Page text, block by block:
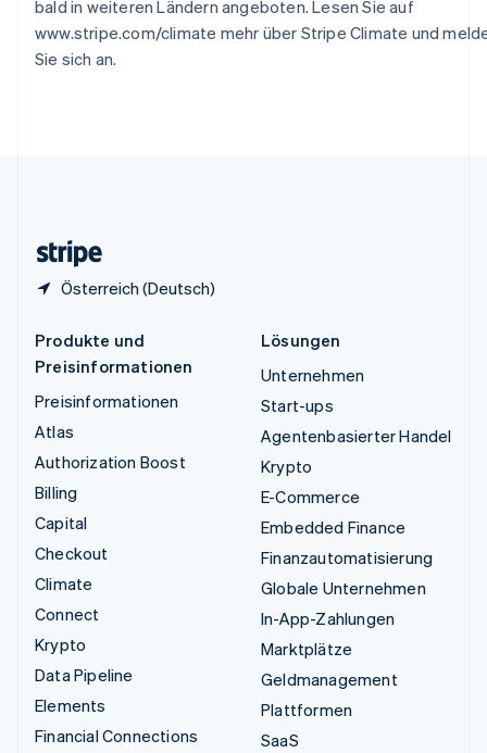
bald in weiteren Ländern angeboten. Lesen Sie auf
www.stripe.com/climate mehr über Stripe Climate und
Sie sich an.
Österreich (Deutsch)
English
Ungarn
English
Produkte und
Preisinformationen
Preisinformationen
Atlas
Authorization Boost
Billing
Capital
Checkout
Climate
Connect
Krypto
Data Pipeline
Elements
Financial Connections
Lösungen
Unternehmen
Start-ups
Agentenbasierter Handel
Krypto
E-Commerce
Embedded Finance
Finanzautomatisierung
Globale Unternehmen
In-App-Zahlungen
Marktplätze
Geldmanagement
Plattformen
SaaS